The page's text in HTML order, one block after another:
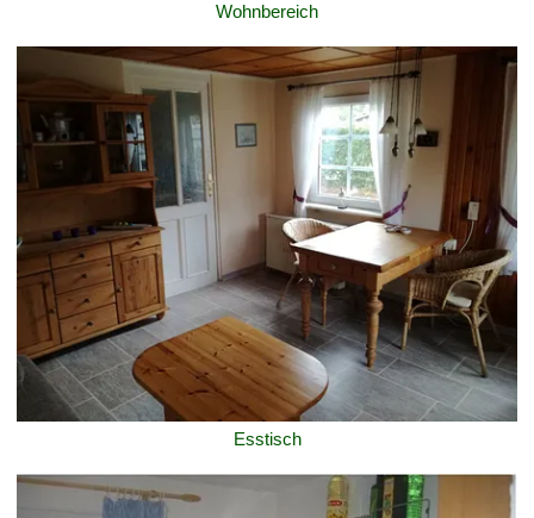
Wohnbereich
Esstisch